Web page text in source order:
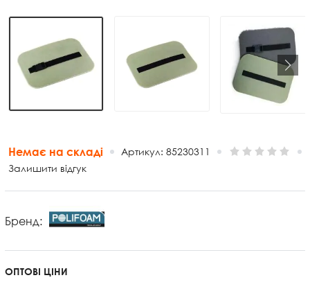
Немає на складі Артикул: 85230311
Залишити відгук
Бренд:
ОПТОВІ ЦІНИ